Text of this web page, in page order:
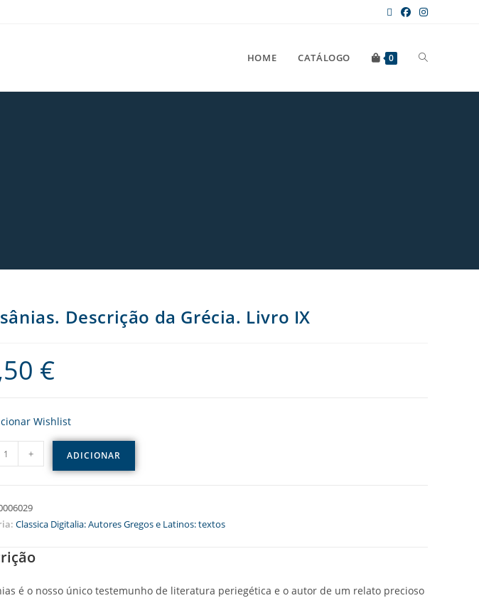
HOME CATÁLOGO 0
Descrição da Grécia. Livro IX
€
Wishlist
+ ADICIONAR
Classica Digitalia: Autores Gregos e Latinos: textos
é o nosso único testemunho de literatura periegética e o autor de um relato precioso